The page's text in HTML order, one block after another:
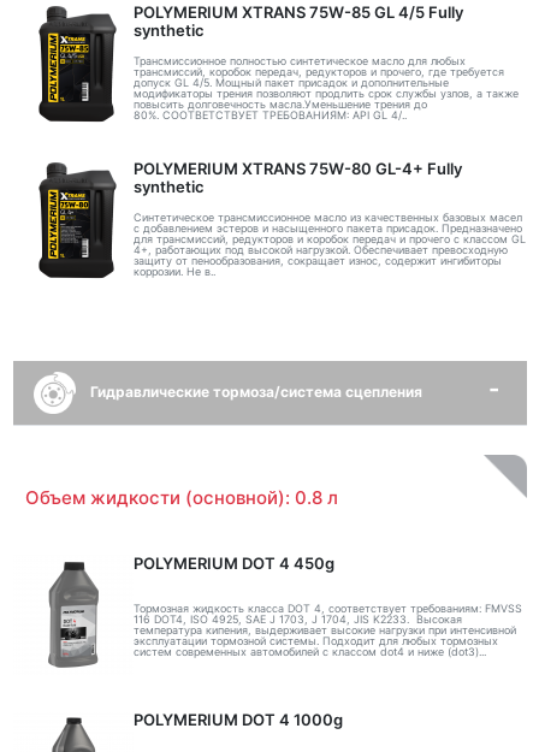
POLYMERIUM XTRANS 75W-85 GL 4/5 Fully
synthetic
Трансмиссионное полностью синтетическое масло для любых
трансмиссий, коробок передач, редукторов и прочего, где требуется
допуск GL 4/5. Мощный пакет присадок и дополнительные
модификаторы трения позволяют продлить срок службы узлов, а также
повысить долговечность масла.Уменьшение трения до
80%. СООТВЕТСТВУЕТ ТРЕБОВАНИЯМ: API GL 4/..
POLYMERIUM XTRANS 75W-80 GL-4+ Fully
synthetic
Синтетическое трансмиссионное масло из качественных базовых масел
с добавлением эстеров и насыщенного пакета присадок. Предназначено
для трансмиссий, редукторов и коробок передач и прочего с классом GL
4+, работающих под высокой нагрузкой. Обеспечивает превосходную
защиту от пенообразования, сокращает износ, содержит ингибиторы
коррозии. Не в..
Гидравлические тормоза/система сцепления
Объем жидкости (основной): 0.8 л
POLYMERIUM DOT 4 450g
Тормозная жидкость класса DOT 4, соответствует требованиям: FMVSS
116 DOT4, ISO 4925, SAE J 1703, J 1704, JIS K2233. Высокая
температура кипения, выдерживает высокие нагрузки при интенсивной
эксплуатации тормозной системы. Подходит для любых тормозных
систем современных автомобилей с классом dot4 и ниже (dot3)...
POLYMERIUM DOT 4 1000g